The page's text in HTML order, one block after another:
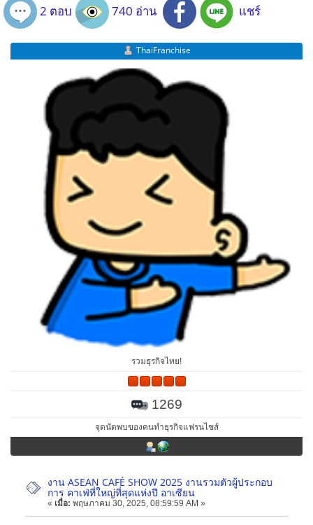
2 ตอบ 740 อ่าน แชร์
ThaiFranchise
รวมธุรกิจไทย!
1269
จุดนัดพบของคนทำธุรกิจแฟรนไชส์
งาน ASEAN CAFÉ SHOW 2025 งานรวมตัวผู้ประกอบ
การ คาเฟ่ที่ใหญ่ที่สุดแห่งปี อาเซียน
« เมื่อ: พฤษภาคม 30, 2025, 08:59:59 AM »